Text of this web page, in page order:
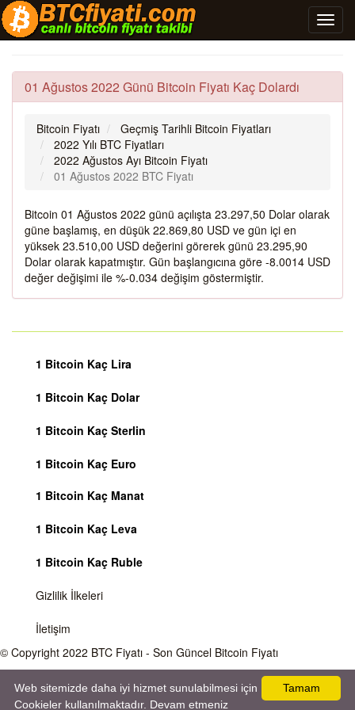
01 Ağustos 2022 Günü Bitcoin Fiyatı Kaç Dolardı
Bitcoin Fiyatı
Geçmiş Tarihli Bitcoin Fiyatları
2022 Yılı BTC Fiyatları
2022 Ağustos Ayı Bitcoin Fiyatı
01 Ağustos 2022 BTC Fiyatı
Bitcoin 01 Ağustos 2022 günü açılışta 23.297,50 Dolar olarak
güne başlamış, en düşük 22.869,80 USD ve gün içi en
yüksek 23.510,00 USD değerini görerek günü 23.295,90
Dolar olarak kapatmıştır. Gün başlangıcına göre -8.0014 USD
değer değişimi ile %-0.034 değişim göstermiştir.
1 Bitcoin Kaç Lira
1 Bitcoin Kaç Dolar
1 Bitcoin Kaç Sterlin
1 Bitcoin Kaç Euro
1 Bitcoin Kaç Manat
1 Bitcoin Kaç Leva
1 Bitcoin Kaç Ruble
Gizlilik İlkeleri
İletişim
© Copyright 2022 BTC Fiyatı - Son Güncel Bitcoin Fiyatı
Bitcoin fiyatı sürekli olarak değişmektedir, 7 gün 24 saat kripto para piyasaları
aktiftir. Sitemiz sadece bilgilendirme amacı gütmektedir, herhangi bir kripto paraya
Tamam
Web sitemizde daha iyi hizmet sunulabilmesi için
Cookieler kullanılmaktadır. Devam etmeniz